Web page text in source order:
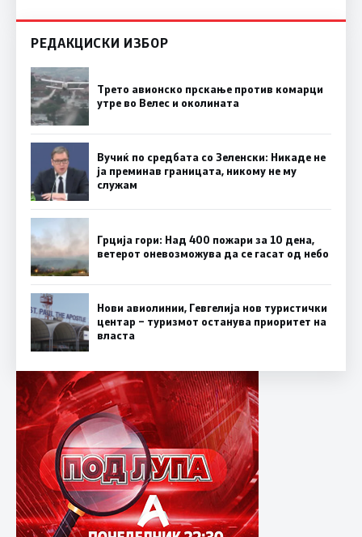
РЕДАКЦИСКИ ИЗБОР
Трето авионско прскање против комарци
утре во Велес и околината
Вучиќ по средбата со Зеленски: Никаде не
ја преминав границата, никому не му
служам
Грција гори: Над 400 пожари за 10 дена,
ветерот оневозможува да се гасат од небо
Нови авиолинии, Гевгелија нов туристички
центар – туризмот останува приоритет на
власта